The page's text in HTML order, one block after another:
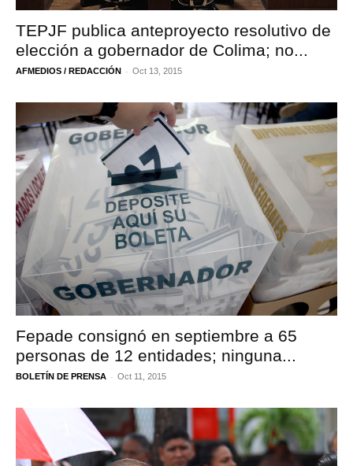
TEPJF publica anteproyecto resolutivo de
elección a gobernador de Colima; no...
AFMEDIOS / REDACCIÓN - Oct 13, 2015
Fepade consignó en septiembre a 65
personas de 12 entidades; ninguna...
BOLETÍN DE PRENSA - Oct 11, 2015